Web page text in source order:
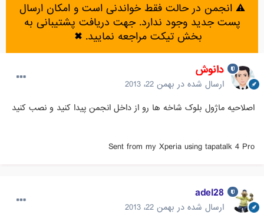
⚠️ انجمن در حالت فقط خواندنی است و امکان ارسال
پست جدید وجود ندارد. جهت دریافت پشتیبانی به
بخش تیکت مراجعه نمایید. ✖
دانوش
ارسال شده در بهمن 22، 2013
اصلاحیه ماژول بلوک شاخه ها رو از داخل انجمن پیدا کنید و نصب کنید
Sent from my Xperia using tapatalk 4 Pro
adel28
ارسال شده در بهمن 22، 2013